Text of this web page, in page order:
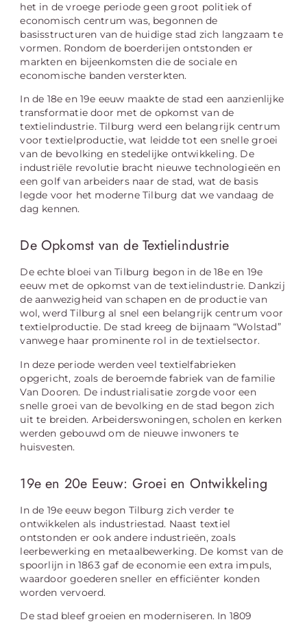
het in de vroege periode geen groot politiek of
economisch centrum was, begonnen de
basisstructuren van de huidige stad zich langzaam te
vormen. Rondom de boerderijen ontstonden er
markten en bijeenkomsten die de sociale en
economische banden versterkten.
In de 18e en 19e eeuw maakte de stad een aanzienlijke
transformatie door met de opkomst van de
textielindustrie. Tilburg werd een belangrijk centrum
voor textielproductie, wat leidde tot een snelle groei
van de bevolking en stedelijke ontwikkeling. De
industriële revolutie bracht nieuwe technologieën en
een golf van arbeiders naar de stad, wat de basis
legde voor het moderne Tilburg dat we vandaag de
dag kennen.
De Opkomst van de Textielindustrie
De echte bloei van Tilburg begon in de 18e en 19e
eeuw met de opkomst van de textielindustrie. Dankzij
de aanwezigheid van schapen en de productie van
wol, werd Tilburg al snel een belangrijk centrum voor
textielproductie. De stad kreeg de bijnaam “Wolstad”
vanwege haar prominente rol in de textielsector.
In deze periode werden veel textielfabrieken
opgericht, zoals de beroemde fabriek van de familie
Van Dooren. De industrialisatie zorgde voor een
snelle groei van de bevolking en de stad begon zich
uit te breiden. Arbeiderswoningen, scholen en kerken
werden gebouwd om de nieuwe inwoners te
huisvesten.
19e en 20e Eeuw: Groei en Ontwikkeling
In de 19e eeuw begon Tilburg zich verder te
ontwikkelen als industriestad. Naast textiel
ontstonden er ook andere industrieën, zoals
leerbewerking en metaalbewerking. De komst van de
spoorlijn in 1863 gaf de economie een extra impuls,
waardoor goederen sneller en efficiënter konden
worden vervoerd.
De stad bleef groeien en moderniseren. In 1809